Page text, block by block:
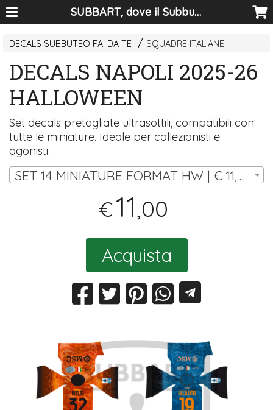
SUBBART, dove il Subbuteo diventa arte
DECALS SUBBUTEO FAI DA TE SQUADRE ITALIANE
DECALS NAPOLI 2025-26
HALLOWEEN
Set decals pretagliate ultrasottili, compatibili con
tutte le miniature. Ideale per collezionisti e
agonisti.
SET 14 MINIATURE FORMAT HW | € 11,00
€11,00
Acquista